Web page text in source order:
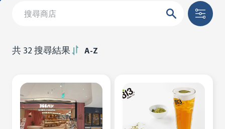
共 32 搜尋結果 A-Z